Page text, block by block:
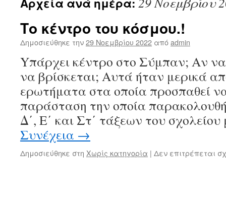
Το κέντρο του κόσμου.!
Δημοσιεύθηκε την29 Νοεμβρίου 2022 απόadmin
Yπάρχει κέντρο στο Σύμπαν; Αν
να βρίσκεται; Αυτά ήταν μερικά
ερωτήματα στα οποία προσπαθεί
παράσταση την οποία
Δ΄, Ε΄ και Στ΄ τάξεων του
Συνέχεια →
Δημοσιεύθηκε στη Χωρίς κατηγορία | Δεν επιτρέπεται